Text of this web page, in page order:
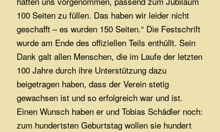
100 Seiten zu füllen. Das haben wir leider nicht
geschafft – es wurden 150 Seiten.“ Die Festschrift
wurde am Ende des offiziellen Teils enthüllt. Sein
Dank galt allen Menschen, die im Laufe der letzten
100 Jahre durch ihre Unterstützung dazu
beigetragen haben, dass der Verein stetig
gewachsen ist und so erfolgreich war und ist.
Einen Wunsch haben er und Tobias Schädler noch:
zum hundertsten Geburtstag wollen sie hundert